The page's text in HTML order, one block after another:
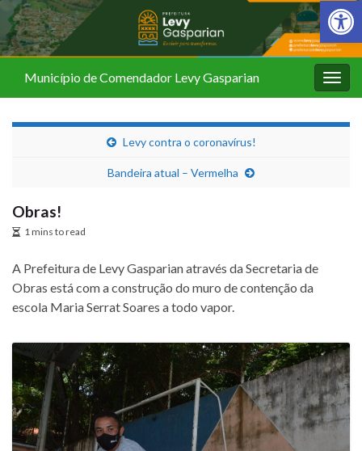
Barra de
Município de Comendador Levy Gasparian
Levy contra o coronavírus!
Bandeira atual – Vermelha
Obras!
1 mins to read
A Prefeitura de Levy Gasparian através da Secretaria de
Obras está com a construção do muro de contenção da
escola Maria Serrat Soares a todo vapor.